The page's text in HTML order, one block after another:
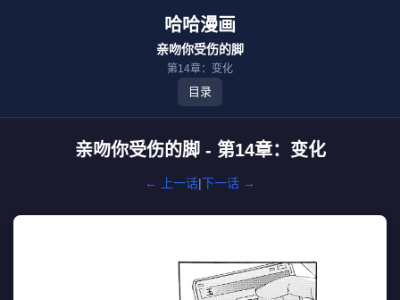
哈哈漫画
亲吻你受伤的脚
第14章：变化
目录
亲吻你受伤的脚 - 第14章：变化
← 上一话|下一话 →